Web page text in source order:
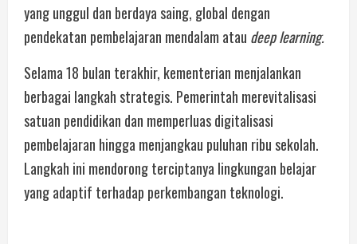
yang unggul dan berdaya saing, global dengan
pendekatan pembelajaran mendalam atau deep learning.
Selama 18 bulan terakhir, kementerian menjalankan
berbagai langkah strategis. Pemerintah merevitalisasi
satuan pendidikan dan memperluas digitalisasi
pembelajaran hingga menjangkau puluhan ribu sekolah.
Langkah ini mendorong terciptanya lingkungan belajar
yang adaptif terhadap perkembangan teknologi.